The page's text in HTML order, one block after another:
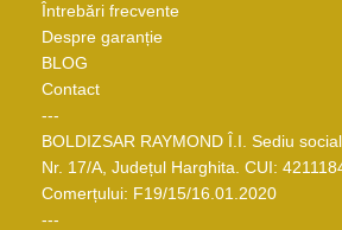
Întrebări frecvente
Despre garanție
BLOG
Contact
---
BOLDIZSAR RAYMOND Î.I. Sediu
Nr. 17/A, Județul Harghita. CUI:
Comerțului: F19/15/16.01.2020
---